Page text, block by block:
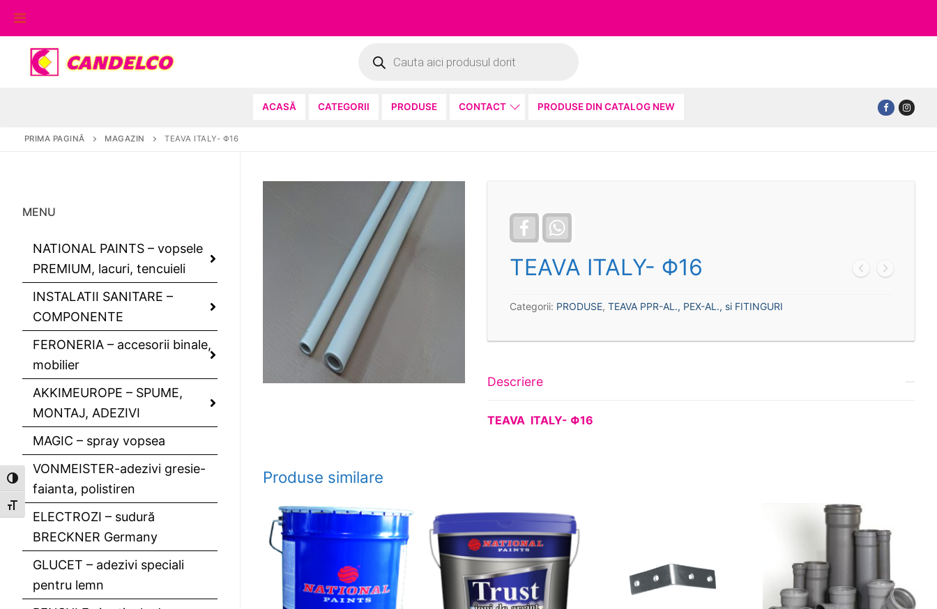
Toggle High Contrast
Toggle Font size
conținut
search
ACASĂ CATEGORII PRODUSE CONTACT PRODUSE DIN CATALOG NEW
PRIMA PAGINĂ MAGAZIN TEAVA ITALY- Φ16
Facebook
TEAVA ITALY- Φ16
Categorii: PRODUSE,TEAVA PPR-AL., PEX-AL., si FITINGURI
Descriere
TEAVA ITALY- Φ16
Produse similare
MENU
NATIONAL PAINTS – vopsele
PREMIUM, lacuri, tencuieli
INSTALATII SANITARE –
COMPONENTE
FERONERIA – accesorii binale,
mobilier
AKKIMEUROPE – SPUME,
MONTAJ, ADEZIVI
MAGIC – spray vopsea
VONMEISTER-adezivi gresie-
faianta, polistiren
ELECTROZI – sudură
BRECKNER Germany
GLUCET – adezivi speciali
pentru lemn